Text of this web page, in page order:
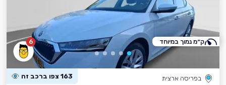
6
בפריסה ארצית 163 צפו ברכב זה
ק״מ נמוך במיוחד